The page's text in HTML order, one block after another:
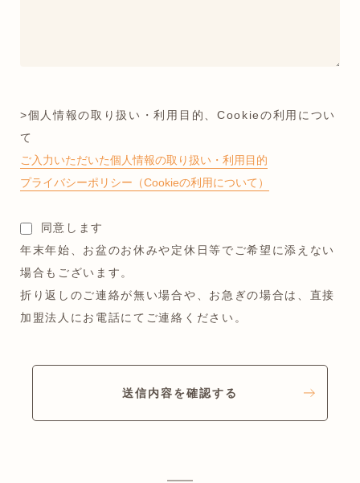
>個人情報の取り扱い・利用目的、Cookieの利用につい
て
ご入力いただいた個人情報の取り扱い・利用目的
プライバシーポリシー（Cookieの利用について）
同意します
年末年始、お盆のお休みや定休日等でご希望に添えない
場合もございます。
折り返しのご連絡が無い場合や、お急ぎの場合は、直接
加盟法人にお電話にてご連絡ください。
送信内容を確認する